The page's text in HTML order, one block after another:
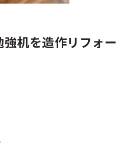
机を造作リフォー